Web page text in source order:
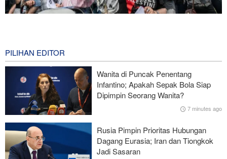
Mengapa Lobi Zionis di Amerika Tidak Lagi Seefektif Dulu?
Ghalibaf kepada Trump: Diplomasi Sandiwara AS telah Gagal !
Survei Reuters: Perang dengan Iran Faktor Penyebab
Ketidakstabilan Harga BBM di AS
Serangan Iran Sebabkan Lebih dari 700 Tentara AS Geger Otak
PILIHAN EDITOR
Wanita di Puncak Penentang
Infantino; Apakah Sepak Bola Siap
Dipimpin Seorang Wanita?
7 minutes ago
Rusia Pimpin Prioritas Hubungan
Dagang Eurasia; Iran dan Tiongkok
Jadi Sasaran